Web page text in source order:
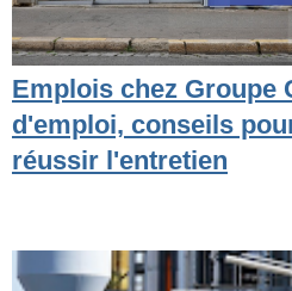
Emplois chez Groupe
d'emploi, conseils
réussir l'entretien